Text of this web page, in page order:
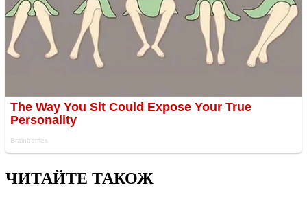
ЧИТАЙТЕ ТАКОЖ